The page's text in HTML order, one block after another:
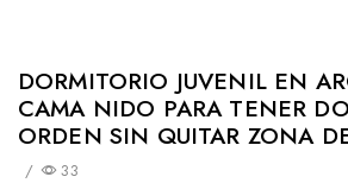
DORMITORIO JUVENIL EN
CAMA NIDO PARA TENER
ORDEN SIN QUITAR ZONA
/ 33